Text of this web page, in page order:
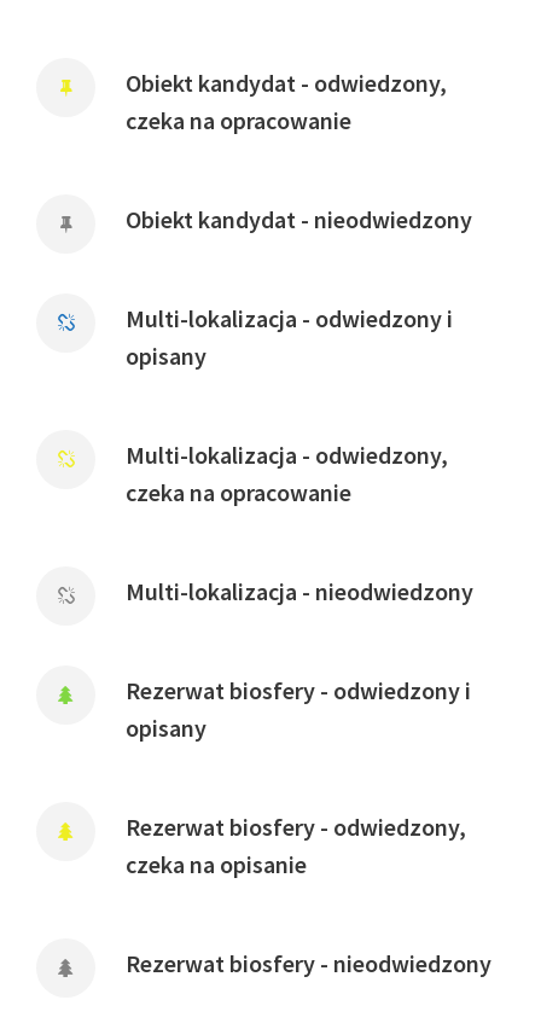
Obiekt kandydat - odwiedzony,
czeka na opracowanie
Obiekt kandydat - nieodwiedzony
Multi-lokalizacja - odwiedzony i
opisany
Multi-lokalizacja - odwiedzony,
czeka na opracowanie
Multi-lokalizacja - nieodwiedzony
Rezerwat biosfery - odwiedzony i
opisany
Rezerwat biosfery - odwiedzony,
czeka na opisanie
Rezerwat biosfery - nieodwiedzony